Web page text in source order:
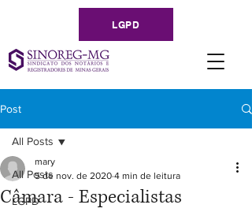
LGPD
Post
All Posts
LGPD
All Posts
Câmara - Especialistas
mary
5 de nov. de 2020 4 min de leitura